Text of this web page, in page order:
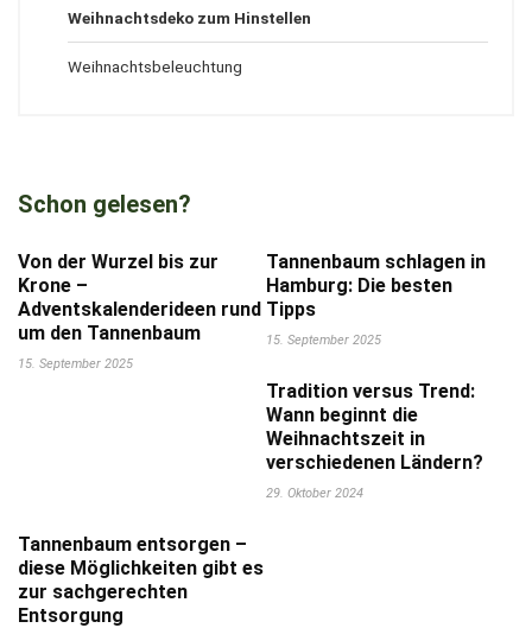
Weihnachtsdeko zum Hinstellen
Weihnachtsbeleuchtung
Schon gelesen?
Von der Wurzel bis zur
Krone –
Adventskalenderideen rund
um den Tannenbaum
15. September 2025
Tannenbaum schlagen in
Hamburg: Die besten
Tipps
15. September 2025
Tradition versus Trend:
Wann beginnt die
Weihnachtszeit in
verschiedenen Ländern?
29. Oktober 2024
Tannenbaum entsorgen –
diese Möglichkeiten gibt es
zur sachgerechten
Entsorgung